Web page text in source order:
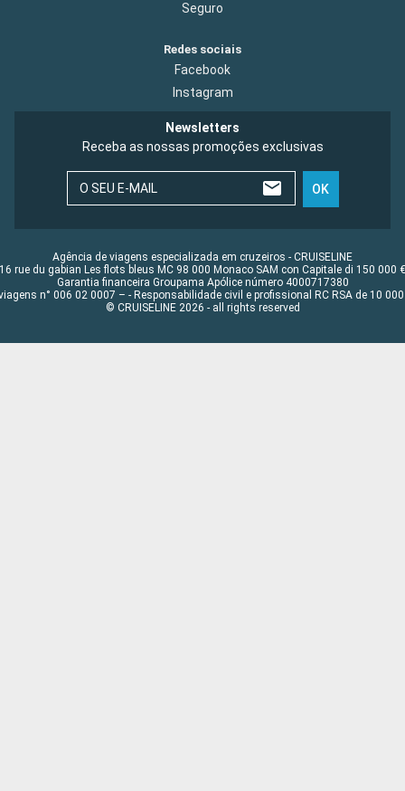
Seguro
Redes sociais
Facebook
Instagram
Newsletters
Receba as nossas promoções exclusivas
O SEU E-MAIL OK
Agência de viagens especializada em cruzeiros - CRUISELINE
16 rue du gabian Les flots bleus MC 98 000 Monaco SAM con Capitale di 150 000 €
Garantia financeira Groupama Apólice número 4000717380
n° 006 02 0007 – - Responsabilidade civil e profissional RC RSA de 10 000
© CRUISELINE 2026 - all rights reserved